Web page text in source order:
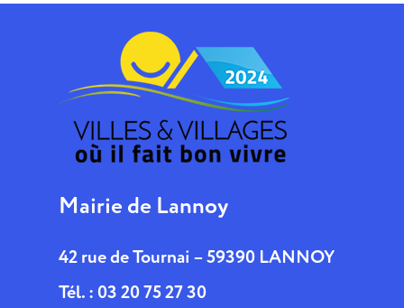
Mairie de Lannoy
42 rue de Tournai – 59390 LANNOY
Tél. : 03 20 75 27 30